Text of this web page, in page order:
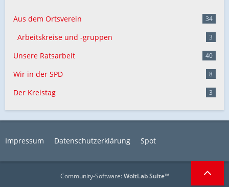
Aus dem Ortsverein 34
Arbeitskreise und -gruppen 3
Unsere Ratsarbeit 40
Wir in der SPD 8
Der Kreistag 3
Impressum Datenschutzerklärung Spot
Community-Software:WoltLab Suite™